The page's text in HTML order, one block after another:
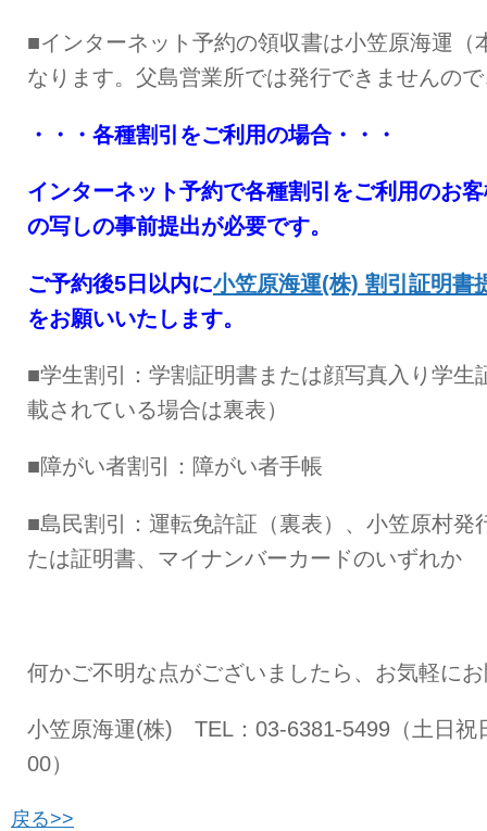
■インターネット予約の領収書は小笠原海運（
なります。父島営業所では発行できませんの
・・・各種割引をご利用の場合・・・
インターネット予約で各種割引をご利用のお
の写しの事前提出が必要です。
ご予約後5日以内に小笠原海運(株) 割引証明書
をお願いいたします。
■学生割引：学割証明書または顔写真入り学生
載されている場合は裏表）
■障がい者割引：障がい者手帳
■島民割引：運転免許証（裏表）、小笠原村発
たは証明書、マイナンバーカードのいずれか
何かご不明な点がございましたら、お気軽に
小笠原海運(株) TEL：03-6381-5499（土日祝
00）
戻る>>